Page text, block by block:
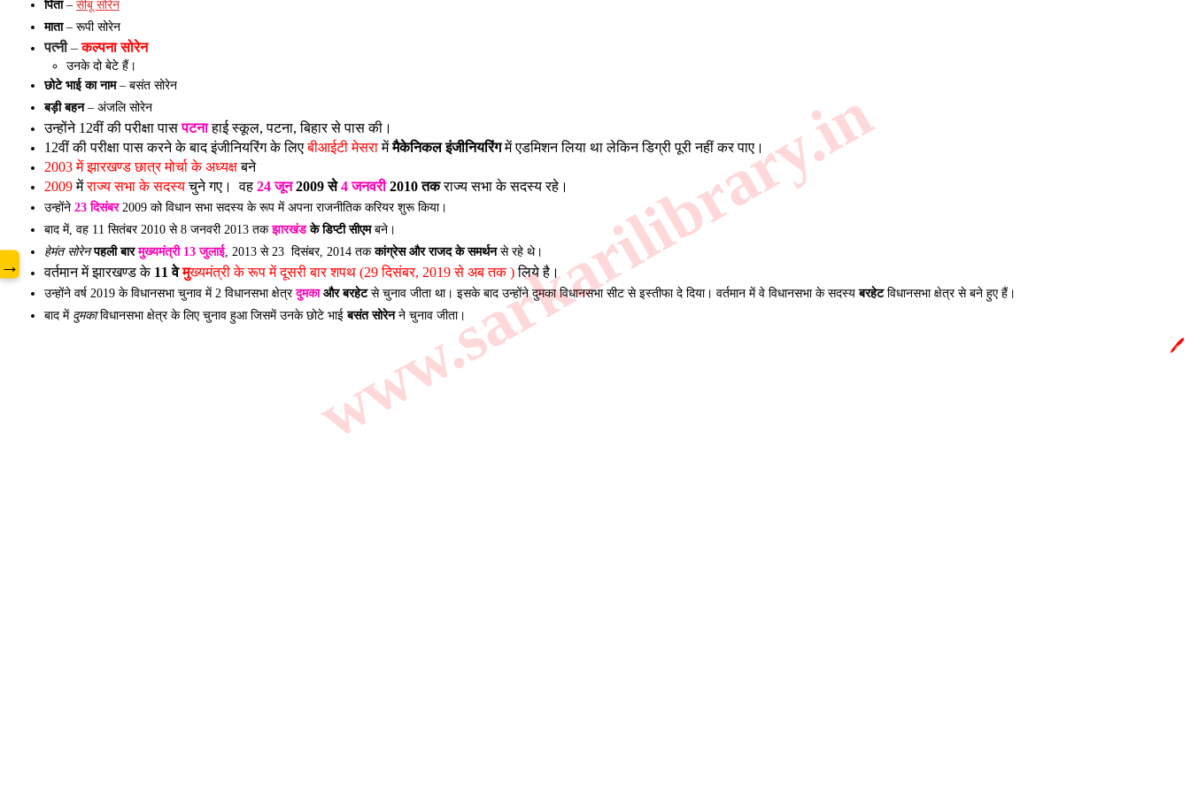
पिता– सीबू सोरेन
माता– रूपी सोरेन
पत्नी – कल्पना सोरेन
उनके दो बेटे हैं।
छोटे भाई का नाम– बसंत सोरेन
बड़ी बहन– अंजलि सोरेन
उन्होंने 12वीं की परीक्षा पास पटना हाई स्कूल, पटना, बिहार से पास की।
12वीं की परीक्षा पास करने के बाद इंजीनियरिंग के लिए बीआईटी मेसरा में मैकेनिकल इंजीनियरिंग में एडमिशन लिया था लेकिन डिग्री पूरी नहीं कर पाए।
2003 में झारखण्ड छात्र मोर्चा के अध्यक्ष बने
2009 में राज्य सभा के सदस्य चुने गए।  वह 24 जून 2009 से 4 जनवरी 2010 तक राज्य सभा के सदस्य रहे।
उन्होंने 23 दिसंबर2009 को विधान सभा सदस्य के रूप में अपना राजनीतिक करियर शुरू किया।
बाद में, वह 11 सितंबर 2010 से 8 जनवरी 2013 तकझारखंडके डिप्टी सीएमबने।
हेमंत सोरेनपहली बारमुख्यमंत्री 13 जुलाई, 2013 से 23 दिसंबर, 2014 तककांग्रेस और राजद के समर्थनसे रहे थे।
वर्तमान में झारखण्ड के 11 वे मुख्यमंत्री के रूप में दूसरी बार शपथ (29 दिसंबर, 2019 से अब तक ) लिये है।
उन्होंने वर्ष 2019 के विधानसभा चुनाव में 2 विधानसभा क्षेत्रदुमकाऔर बरहेटसे चुनाव जीता था। इसके बाद उन्होंने दुमका विधानसभा सीट से इस्तीफा दे दिया। वर्तमान में वे विधानसभा के सदस्यबरहेटविधानसभा क्षेत्र से बने हुए हैं।
बाद में दुमकाविधानसभा क्षेत्र के लिए चुनाव हुआ जिसमें उनके छोटे भाईबसंत सोरेनने चुनाव जीता।
www.sarkarilibrary.in
→
🖊️